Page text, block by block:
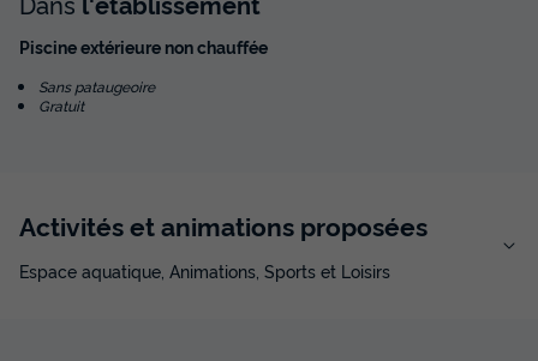
Piscine extérieure non chauffée
Sans pataugeoire
Gratuit
Activités et animations proposées
Espace aquatique, Animations, Sports et Loisirs